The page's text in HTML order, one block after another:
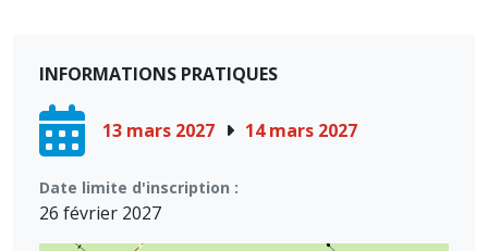
INFORMATIONS PRATIQUES
13 mars 2027 14 mars 2027
Date limite d'inscription :
26 février 2027